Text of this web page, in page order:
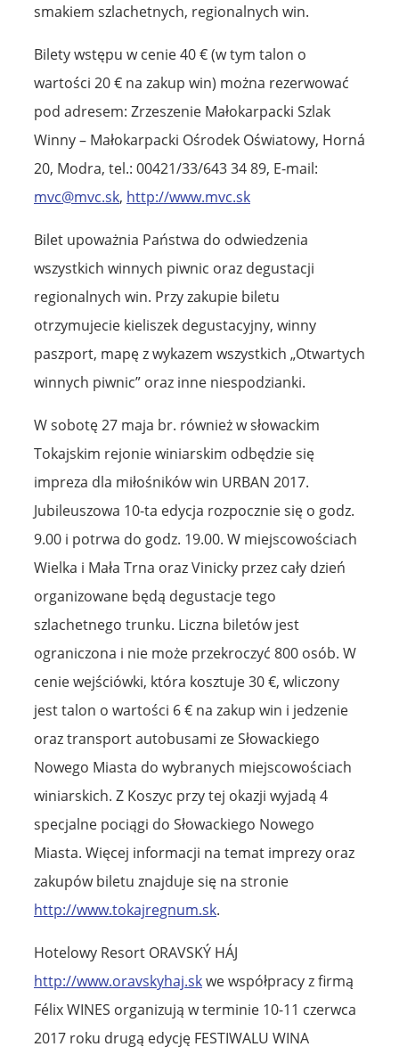
smakiem szlachetnych, regionalnych win.
Bilety wstępu w cenie 40 € (w tym talon o
wartości 20 € na zakup win) można rezerwować
pod adresem: Zrzeszenie Małokarpacki Szlak
Winny – Małokarpacki Ośrodek Oświatowy, Horná
20, Modra, tel.: 00421/33/643 34 89, E-mail:
mvc@mvc.sk, http://www.mvc.sk
Bilet upoważnia Państwa do odwiedzenia
wszystkich winnych piwnic oraz degustacji
regionalnych win. Przy zakupie biletu
otrzymujecie kieliszek degustacyjny, winny
paszport, mapę z wykazem wszystkich „Otwartych
winnych piwnic” oraz inne niespodzianki.
W sobotę 27 maja br. również w słowackim
Tokajskim rejonie winiarskim odbędzie się
impreza dla miłośników win URBAN 2017.
Jubileuszowa 10-ta edycja rozpocznie się o godz.
9.00 i potrwa do godz. 19.00. W miejscowościach
Wielka i Mała Trna oraz Vinicky przez cały dzień
organizowane będą degustacje tego
szlachetnego trunku. Liczna biletów jest
ograniczona i nie może przekroczyć 800 osób. W
cenie wejściówki, która kosztuje 30 €, wliczony
jest talon o wartości 6 € na zakup win i jedzenie
oraz transport autobusami ze Słowackiego
Nowego Miasta do wybranych miejscowościach
winiarskich. Z Koszyc przy tej okazji wyjadą 4
specjalne pociągi do Słowackiego Nowego
Miasta. Więcej informacji na temat imprezy oraz
zakupów biletu znajduje się na stronie
http://www.tokajregnum.sk.
Hotelowy Resort ORAVSKÝ HÁJ
http://www.oravskyhaj.skwe współpracy z firmą
Félix WINES organizują w terminie 10-11 czerwca
2017 roku drugą edycję FESTIWALU WINA